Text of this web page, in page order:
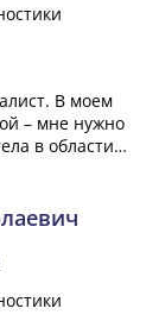
В моем
– мне нужно
в области